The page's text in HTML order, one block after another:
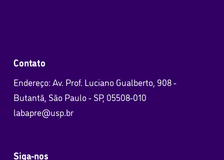
Contato
Endereço: Av. Prof. Luciano Gualberto, 908 -
Butantã, São Paulo - SP, 05508-010
labapre@usp.br
Siga-nos